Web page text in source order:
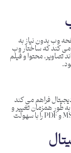
وب بدون نیاز به
کند که ساختار وب
محتوا و فیلم
فراهم می کند
طور همزمان تغییر و
نگهداری شوند. این به مشاغل کمک می کند تا MS word و PDF را با سهولت